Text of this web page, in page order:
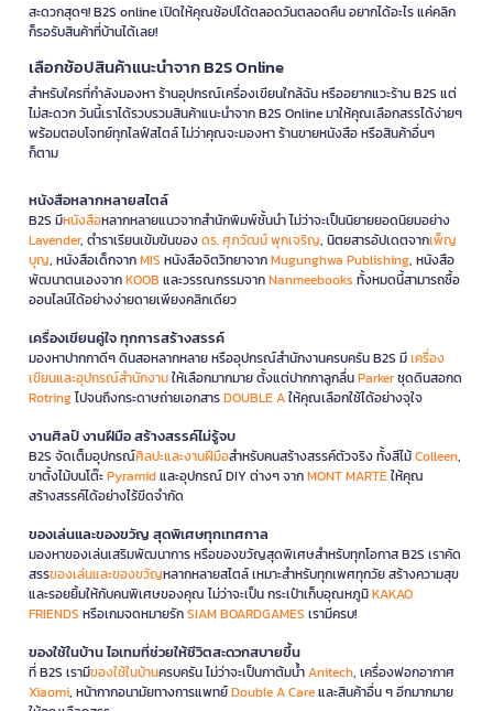
สะดวกสุดๆ! B2S online เปิดให้คุณช้อปได้ตลอดวันตลอดคืน อยากได้อะไร แค่คลิก
ก็รอรับสินค้าที่บ้านได้เลย!
เลือกช้อปสินค้าแนะนำจาก B2S Online
สำหรับใครที่กำลังมองหา ร้านอุปกรณ์เครื่องเขียนใกล้ฉัน หรืออยากแวะร้าน B2S แต่
ไม่สะดวก วันนี้เราได้รวบรวมสินค้าแนะนำจาก B2S Online มาให้คุณเลือกสรรได้ง่ายๆ
พร้อมตอบโจทย์ทุกไลฟ์สไตล์ ไม่ว่าคุณจะมองหา ร้านขายหนังสือ หรือสินค้าอื่นๆ
ก็ตาม
หนังสือหลากหลายสไตล์
B2S มีหนังสือหลากหลายแนวจากสำนักพิมพ์ชั้นนำ ไม่ว่าจะเป็นนิยายยอดนิยมอย่าง
Lavender, ตำราเรียนเข้มข้นของดร. ศุภวัฒน์ พุกเจริญ, นิตยสารอัปเดตจากเพ็ญ
บุญ, หนังสือเด็กจากMIS หนังสือจิตวิทยาจากMugunghwa Publishing, หนังสือ
พัฒนาตนเองจากKOOB และวรรณกรรมจากNanmeebooks ทั้งหมดนี้สามารถซื้อ
ออนไลน์ได้อย่างง่ายดายเพียงคลิกเดียว
เครื่องเขียนคู่ใจ ทุกการสร้างสรรค์
มองหาปากกาดีๆ ดินสอหลากหลาย หรืออุปกรณ์สำนักงานครบครัน B2S มีเครื่อง
เขียนและอุปกรณ์สำนักงานให้เลือกมากมาย ตั้งแต่ปากกาลูกลื่นParkerชุดดินสอกด
Rotringไปจนถึงกระดาษถ่ายเอกสารDOUBLE Aให้คุณเลือกใช้ได้อย่างจุใจ
งานศิลป์ งานฝีมือ สร้างสรรค์ไม่รู้จบ
B2S จัดเต็มอุปกรณ์ศิลปะและงานฝีมือสำหรับคนสร้างสรรค์ตัวจริง ทั้งสีไม้Colleen,
ขาตั้งไม้บนโต๊ะPyramidและอุปกรณ์ DIY ต่างๆ จากMONT MARTEให้คุณ
สร้างสรรค์ได้อย่างไร้ขีดจำกัด
ของเล่นและของขวัญ สุดพิเศษทุกเทศกาล
มองหาของเล่นเสริมพัฒนาการ หรือของขวัญสุดพิเศษสำหรับทุกโอกาส B2S เราคัด
สรรของเล่นและของขวัญหลากหลายสไตล์ เหมาะสำหรับทุกเพศทุกวัย สร้างความสุข
และรอยยิ้มให้กับคนพิเศษของคุณ ไม่ว่าจะเป็น กระเป๋าเก็บอุณหภูมิKAKAO
FRIENDS หรือเกมจดหมายรักSIAM BOARDGAMES เรามีครบ!
ของใช้ในบ้าน ไอเทมที่ช่วยให้ชีวิตสะดวกสบายขึ้น
ที่ B2S เรามีของใช้ในบ้านครบครัน ไม่ว่าจะเป็นกาต้มน้ำAnitech, เครื่องฟอกอากาศ
Xiaomi, หน้ากากอนามัยทางการแพทย์Double A Careและสินค้าอื่น ๆ อีกมากมาย